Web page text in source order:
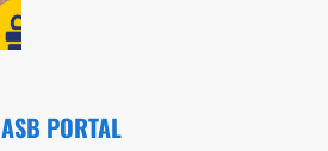
ASB PORTAL